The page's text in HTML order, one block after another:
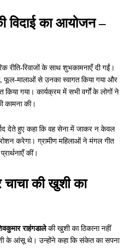
विदाई का आयोजन –
रीति-रिवाजों के साथ शुभकामनाएँ दी गईं।
फूल-मालाओं से उनका स्वागत किया गया और
किया गया। कार्यक्रम में सभी वर्गों के लोगों ने
कामना की।
देते हुए कहा कि वह सेना में जाकर न केवल
करेगा। ग्रामीण महिलाओं ने मंगल गीत
कीं।
की खुशी का
राहंगडालेकी खुशी का ठिकाना नहीं
के आंसू थे। उन्होंने कहा कि संकेत का सपना